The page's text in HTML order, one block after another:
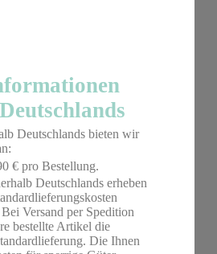
Deutschlands bieten wir
€ pro Bestellung.
Deutschlands erheben
Versand per Spedition
bestellte Artikel die
Die Ihnen